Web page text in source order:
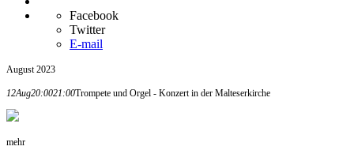
Facebook
Twitter
E-mail
August 2023
12Aug20:0021:00Trompete und Orgel - Konzert in der Malteserkirche
mehr